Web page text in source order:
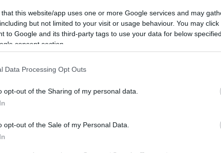
that this website/app uses one or more Google services and may
but not limited to your visit or usage behaviour. You may
to Google and its third-party tags to use your data for below
consent section.
Data Processing Opt Outs
opt-out of the Sharing of my personal data.
opt-out of the Sale of my Personal Data.
egy decemberi reggelen három lékhorgász egy halott lányt
Az áldozatról hamar kiderül, hogy az Aeroflot szovjet
iroda megnyitásának az előkészületei…
TOVÁBB
Szólj hozzá!
Awad